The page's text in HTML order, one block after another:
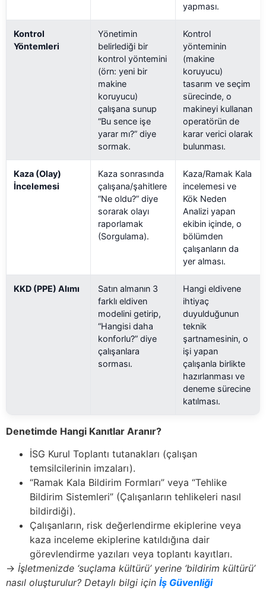
yapması.
Kontrol
Yöntemleri
Yönetimin
belirlediği bir
kontrol yöntemini
(örn: yeni bir
makine
koruyucu)
çalışana sunup
“Bu sence işe
yarar mı?” diye
sormak.
Kontrol
yönteminin
(makine
koruyucu)
tasarım ve seçim
sürecinde, o
makineyi kullanan
operatörün de
karar verici olarak
bulunması.
Kaza (Olay)
İncelemesi
Kaza sonrasında
çalışana/şahitlere
“Ne oldu?” diye
sorarak olayı
raporlamak
(Sorgulama).
Kaza/Ramak Kala
incelemesi ve
Kök Neden
Analizi yapan
ekibin içinde, o
bölümden
çalışanların da
yer alması.
KKD (PPE) Alımı
Satın almanın 3
farklı eldiven
modelini getirip,
“Hangisi daha
konforlu?” diye
çalışanlara
sorması.
Hangi eldivene
ihtiyaç
duyulduğunun
teknik
şartnamesinin, o
işi yapan
çalışanla birlikte
hazırlanması ve
deneme sürecine
katılması.
Denetimde Hangi Kanıtlar Aranır?
İSG Kurul Toplantı tutanakları (çalışan
temsilcilerinin imzaları).
“Ramak Kala Bildirim Formları” veya “Tehlike
Bildirim Sistemleri” (Çalışanların tehlikeleri nasıl
bildirdiği).
Çalışanların, risk değerlendirme ekiplerine veya
kaza inceleme ekiplerine katıldığına dair
görevlendirme yazıları veya toplantı kayıtları.
→ İşletmenizde ‘suçlama kültürü’ yerine ‘bildirim kültürü’
nasıl oluşturulur? Detaylı bilgi için İş Güvenliği